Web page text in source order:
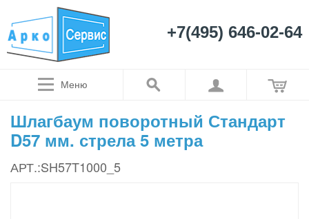
+7(495) 646-02-64
Меню
Шлагбаум поворотный Стандарт
D57 мм. стрела 5 метра
АРТ.:SH57T1000_5